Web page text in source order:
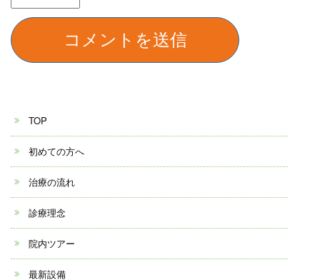
TOP
初めての方へ
治療の流れ
診療理念
院内ツアー
最新設備